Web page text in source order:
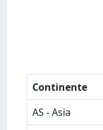
Continente
AS - Asia